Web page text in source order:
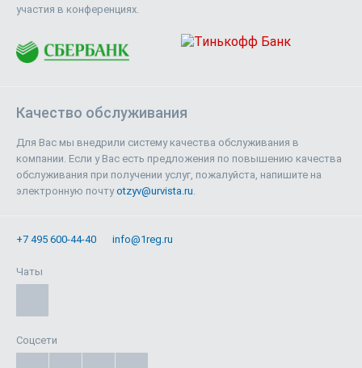
участия в конференциях.
Качество обслуживания
Для Вас мы внедрили систему качества обслуживания в
компании. Если у Вас есть предложения по повышению качества
обслуживания при получении услуг, пожалуйста, напишите на
электронную почтуotzyv@urvista.ru.
+7 495 600-44-40 info@1reg.ru
Чаты
Соцсети